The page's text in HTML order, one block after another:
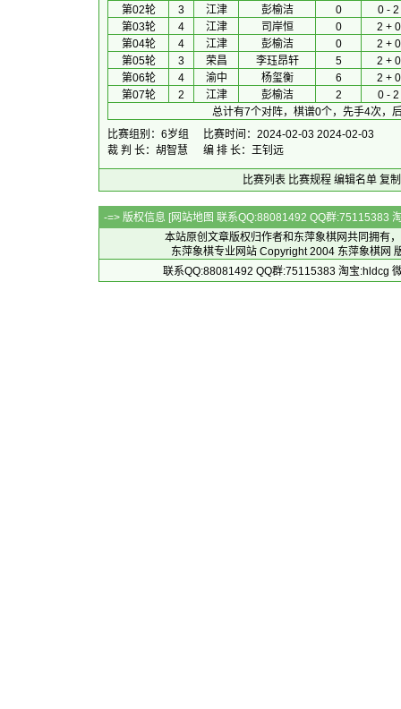
第02轮
3 江津 彭榆洁 0
0 - 2
第03轮
4 江津 司岸恒 0
2 + 0
第04轮
4 江津 彭榆洁 0
2 + 0
第05轮
3 荣昌 李珏昂轩 5
2 + 0
第06轮
4 渝中 杨玺衡 6
2 + 0
第07轮
2 江津 彭榆洁 2
0 - 2
总计有7个对阵，棋谱0个，先手4次，
比赛组别：6岁组
比赛时间：2024-02-03 2024-02-03
裁 判 长：胡智慧
编 排 长：王钊远
比赛列表 比赛规程 编辑名单 复
-=> 版权信息 [网站地图 联系QQ:88081492 QQ群:75115383
本站原创文章版权归作者和 东萍象棋网共同拥有
东萍象棋专业网站 Copyright 2004 东萍象棋网
联系QQ:88081492 QQ群:75115383 淘宝:hldcg